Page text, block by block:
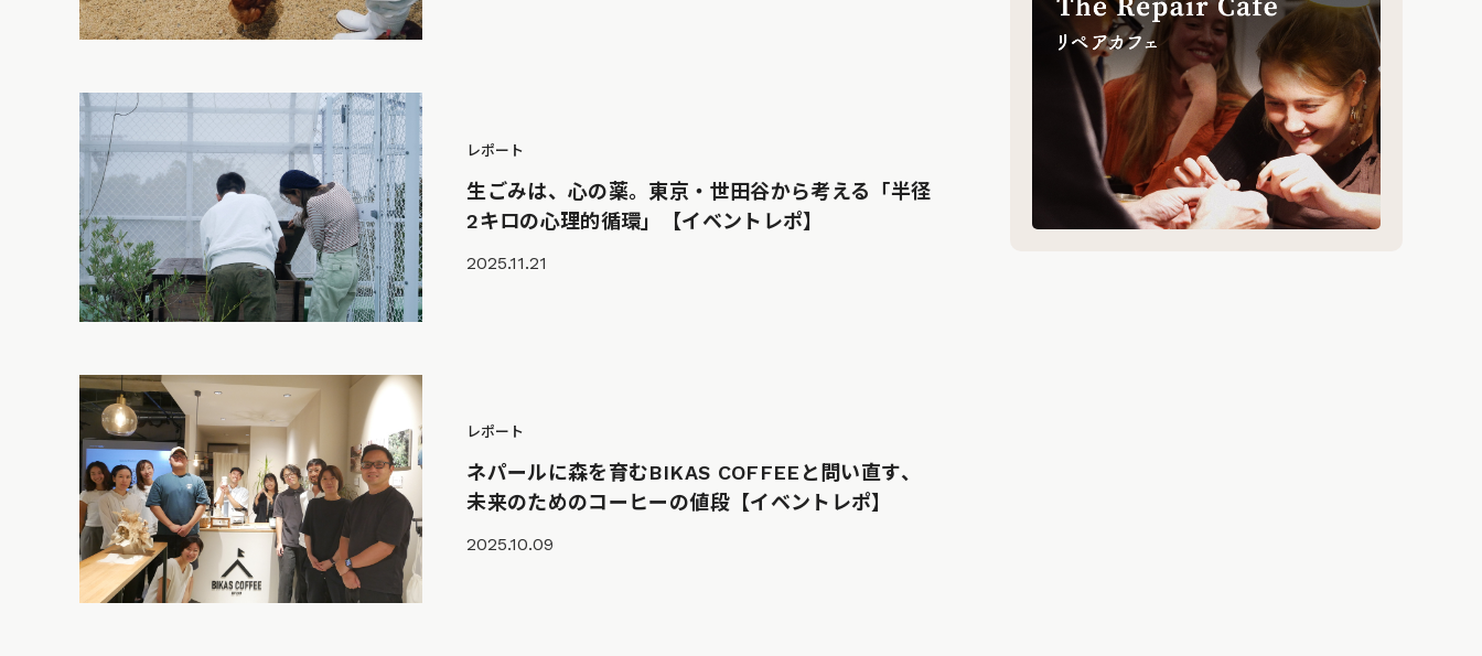
レポート
生ごみは、心の薬。東京・世田谷から考える「半径
2キロの心理的循環」【イベントレポ】
2025.11.21
レポート
ネパールに森を育むBIKAS COFFEEと問い直す、
未来のためのコーヒーの値段【イベントレポ】
2025.10.09